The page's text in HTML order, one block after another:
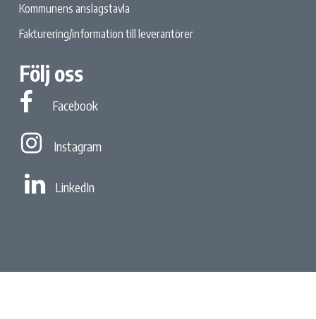
Kommunens anslagstavla
Fakturering/information till leverantörer
Följ oss
Facebook
Facebook
Instagram
Instagram
LinkedIn
Linked In